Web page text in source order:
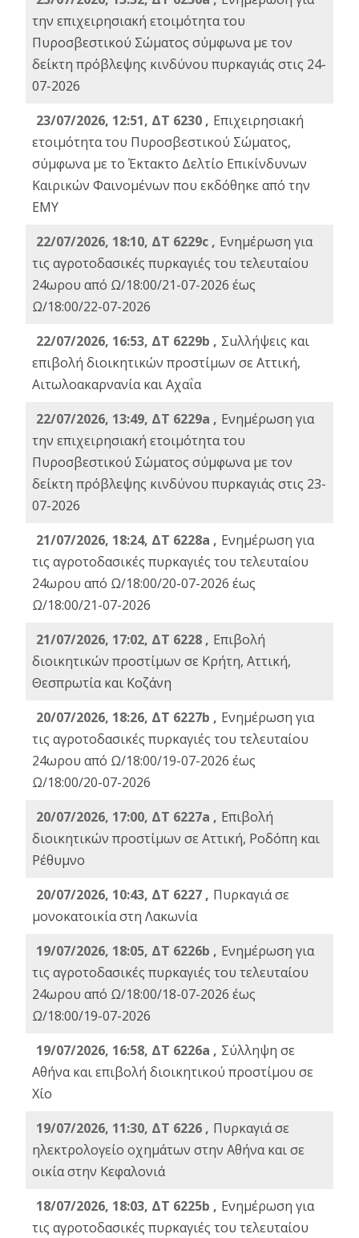
την επιχειρησιακή ετοιμότητα του
Πυροσβεστικού Σώματος σύμφωνα με τον
δείκτη πρόβλεψης κινδύνου πυρκαγιάς στις 24-
07-2026
23/07/2026, 12:51, ΔΤ 6230 , Επιχειρησιακή
ετοιμότητα του Πυροσβεστικού Σώματος,
σύμφωνα με το Έκτακτο Δελτίο Επικίνδυνων
Καιρικών Φαινομένων που εκδόθηκε από την
ΕΜΥ
22/07/2026, 18:10, ΔΤ 6229c , Ενημέρωση για
τις αγροτοδασικές πυρκαγιές του τελευταίου
24ωρου από Ω/18:00/21-07-2026 έως
Ω/18:00/22-07-2026
22/07/2026, 16:53, ΔΤ 6229b , Σuλλήψεις και
επιβολή διοικητικών προστίμων σε Αττική,
Αιτωλοακαρνανία και Αχαΐα
22/07/2026, 13:49, ΔΤ 6229a , Ενημέρωση για
την επιχειρησιακή ετοιμότητα του
Πυροσβεστικού Σώματος σύμφωνα με τον
δείκτη πρόβλεψης κινδύνου πυρκαγιάς στις 23-
07-2026
21/07/2026, 18:24, ΔΤ 6228a , Ενημέρωση για
τις αγροτοδασικές πυρκαγιές του τελευταίου
24ωρου από Ω/18:00/20-07-2026 έως
Ω/18:00/21-07-2026
21/07/2026, 17:02, ΔΤ 6228 , Επιβολή
διοικητικών προστίμων σε Κρήτη, Αττική,
Θεσπρωτία και Κοζάνη
20/07/2026, 18:26, ΔΤ 6227b , Ενημέρωση για
τις αγροτοδασικές πυρκαγιές του τελευταίου
24ωρου από Ω/18:00/19-07-2026 έως
Ω/18:00/20-07-2026
20/07/2026, 17:00, ΔΤ 6227a , Επιβολή
διοικητικών προστίμων σε Αττική, Ροδόπη και
Ρέθυμνο
20/07/2026, 10:43, ΔΤ 6227 , Πυρκαγιά σε
μονοκατοικία στη Λακωνία
19/07/2026, 18:05, ΔΤ 6226b , Ενημέρωση για
τις αγροτοδασικές πυρκαγιές του τελευταίου
24ωρου από Ω/18:00/18-07-2026 έως
Ω/18:00/19-07-2026
19/07/2026, 16:58, ΔΤ 6226a , Σύλληψη σε
Αθήνα και επιβολή διοικητικού προστίμου σε
Χίο
19/07/2026, 11:30, ΔΤ 6226 , Πυρκαγιά σε
ηλεκτρολογείο οχημάτων στην Αθήνα και σε
οικία στην Κεφαλονιά
18/07/2026, 18:03, ΔΤ 6225b , Ενημέρωση για
τις αγροτοδασικές πυρκαγιές του τελευταίου